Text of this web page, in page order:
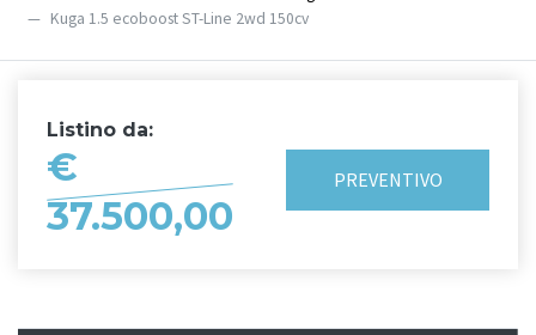
Kuga 1.5 ecoboost ST-Line 2wd 150cv
Listino da:
€
37.500,00
PREVENTIVO